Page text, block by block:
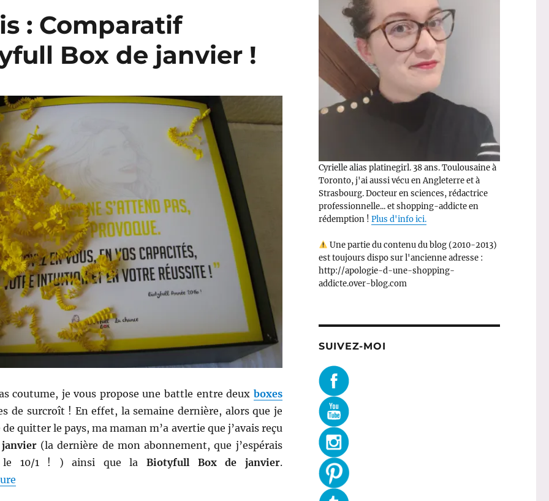
: Comparatif
Box de janvier !
coutume, je vous propose une battle entre deux boxes
de surcroît ! En effet, la semaine dernière, alors que je
quitter le pays, ma maman m’a avertie que j’avais reçu
janvier(la dernière de mon abonnement, que j’espérais
le 10/1 ! ) ainsi que laBiotyfull Box de janvier.
de « Shopping # 257 bis : Comparatif Glossybox vs Biotyfull Box de janvier ! »
Cyrielle alias platinegirl. 38 ans. Toulousaine à
Toronto, j'ai aussi vécu en Angleterre et à
Strasbourg. Docteur en sciences, rédactrice
professionnelle... et shopping-addicte en
rédemption ! Plus d'info ici.
Une partie du contenu du blog (2010-2013)
est toujours dispo sur l'ancienne adresse :
http://apologie-d-une-shopping-
addicte.over-blog.com
SUIVEZ-MOI